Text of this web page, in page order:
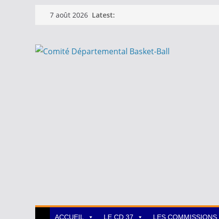
Passer7 août 2026 Latest:
ACCUEIL LE CD 37 LES COMMISSIONS